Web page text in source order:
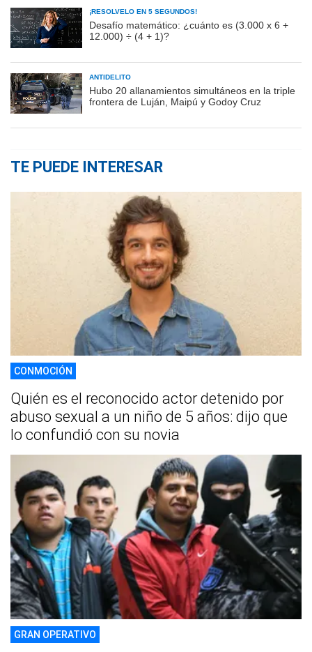
¡RESOLVELO EN 5 SEGUNDOS!
Desafío matemático: ¿cuánto es (3.000 x 6 +
12.000) ÷ (4 + 1)?
ANTIDELITO
Hubo 20 allanamientos simultáneos en la triple
frontera de Luján, Maipú y Godoy Cruz
TE PUEDE INTERESAR
CONMOCIÓN
Quién es el reconocido actor detenido por
abuso sexual a un niño de 5 años: dijo que
lo confundió con su novia
GRAN OPERATIVO